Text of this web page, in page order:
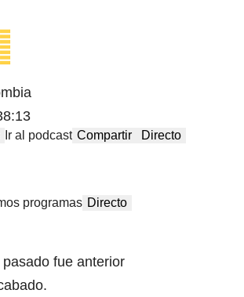
Ir al podcast Compartir Directo
programas Directo
fue anterior